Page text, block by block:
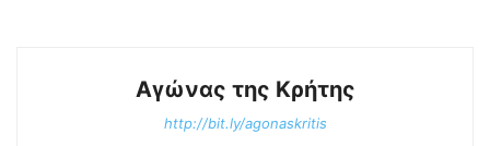
Αγώνας της Κρήτης
http://bit.ly/agonaskritis